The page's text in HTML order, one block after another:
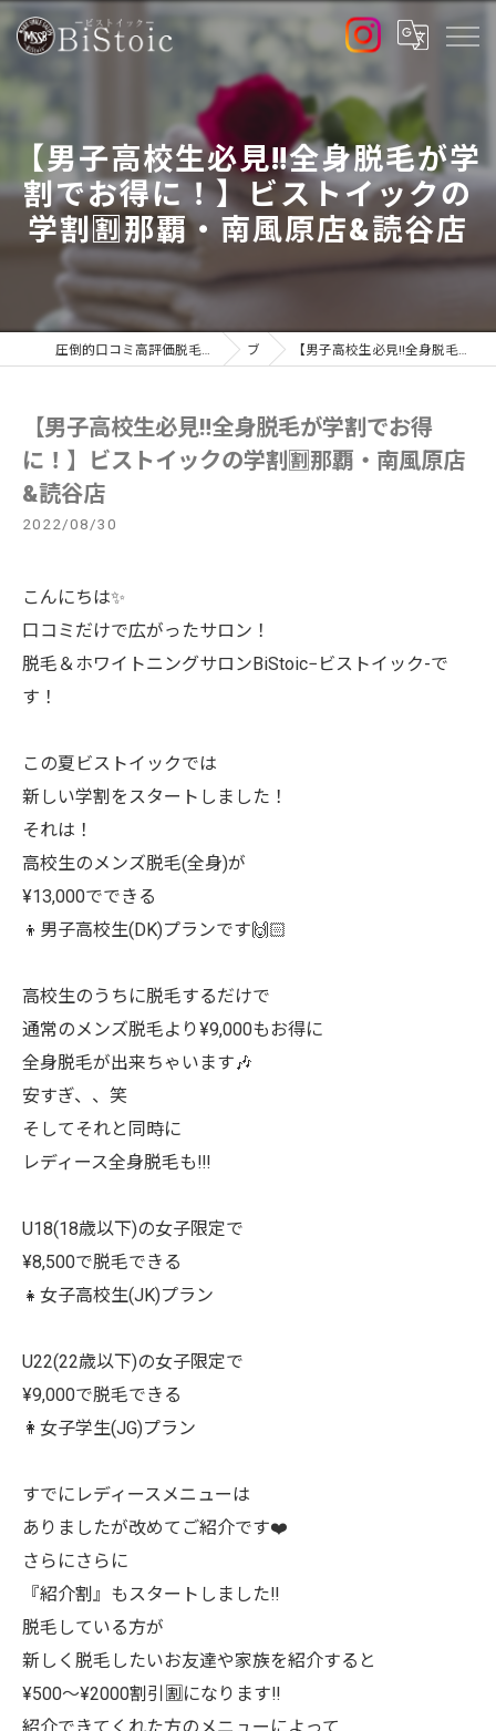
【男子高校生必見‼️全身脱毛が学
割でお得に！】ビストイックの
学割🈹那覇・南風原店&読谷店
圧倒的口コミ高評価脱毛サロンで最新高出力マシン導入店のBiStoic-ビストイック- ブログ 【男子高校生必見‼️全身脱毛が学割でお得に！】ビストイックの学割🈹那覇・南風原店&読谷店
【男子高校生必見‼️全身脱毛が学割でお得
に！】ビストイックの学割🈹那覇・南風原店
&読谷店
2022/08/30
こんにちは✨
口コミだけで広がったサロン！
脱毛＆ホワイトニングサロンBiStoic−ビストイック-で
す！
この夏ビストイックでは
新しい学割をスタートしました！
それは！
高校生のメンズ脱毛(全身)が
¥13,000でできる
👦男子高校生(DK)プランです🙌🏻
高校生のうちに脱毛するだけで
通常のメンズ脱毛より¥9,000もお得に
全身脱毛が出来ちゃいます🎶
安すぎ、、笑
そしてそれと同時に
レディース全身脱毛も!!!
U18(18歳以下)の女子限定で
¥8,500で脱毛できる
👧女子高校生(JK)プラン
U22(22歳以下)の女子限定で
¥9,000で脱毛できる
👩女子学生(JG)プラン
すでにレディースメニューは
ありましたが改めてご紹介です❤️
さらにさらに
『紹介割』もスタートしました‼️
脱毛している方が
新しく脱毛したいお友達や家族を紹介すると
¥500〜¥2000割引🈹になります‼️